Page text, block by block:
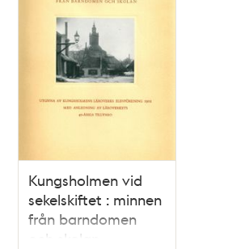
Kungsholmen vid
sekelskiftet : minnen
från barndomen
och skolan